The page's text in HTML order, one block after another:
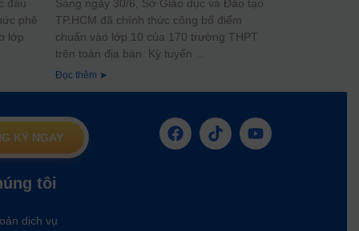
đầu
phê
lớp
Sáng ngày 30/6, Sở Giáo dục và Đào tạo
TP.HCM đã chính thức công bố điểm
chuẩn vào lớp 10 của 170 trường THPT
trên toàn địa bàn. Kỳ tuyển
Đọc thêm ➤
KÝ NGAY
tôi
dịch vụ